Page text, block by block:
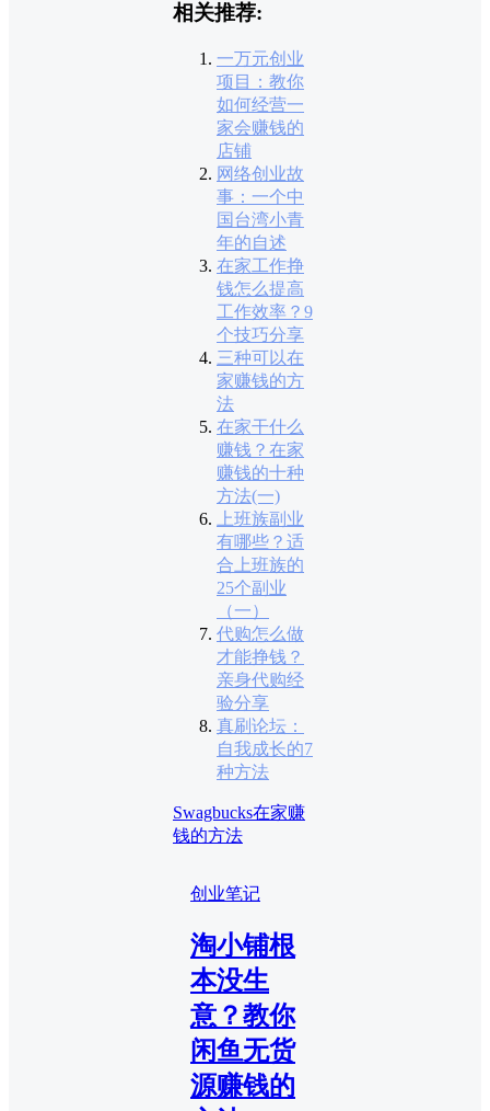
相关推荐:
一万元创业
项目：教你
如何经营一
家会赚钱的
店铺
网络创业故
事：一个中
国台湾小青
年的自述
在家工作挣
钱怎么提高
工作效率？9
个技巧分享
三种可以在
家赚钱的方
法
在家干什么
赚钱？在家
赚钱的十种
方法(一)
上班族副业
有哪些？适
合上班族的
25个副业
（一）
代购怎么做
才能挣钱？
亲身代购经
验分享
真刷论坛：
自我成长的7
种方法
Swagbucks在家赚
钱的方法
创业笔记
淘小铺根
本没生
意？教你
闲鱼无货
源赚钱的